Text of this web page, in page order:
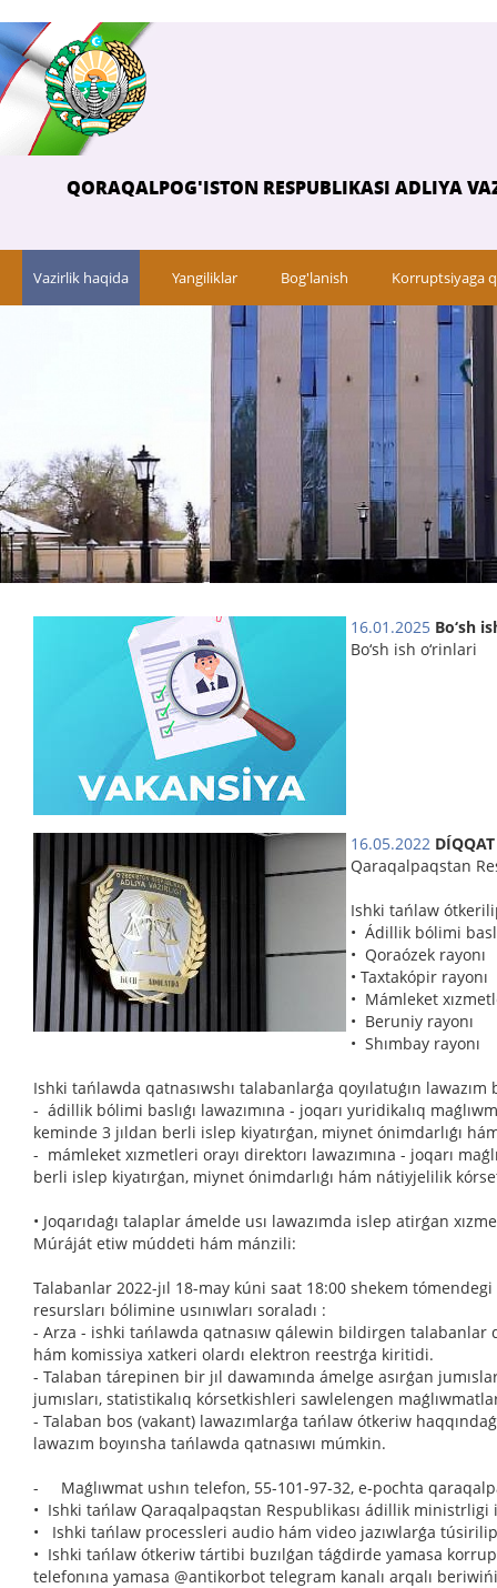
QORAQALPOG'ISTON RESPUBLIKASI ADLIYA
Vazirlik haqida Yangiliklar Bog'lanish Korruptsiyaga
16.01.2025 Bo‘sh
Bo‘sh ish o‘rinlari
16.05.2022
Qaraqalpaqstan
Ishki tańlaw
• Ádillik bólimi
• Qoraózek rayonı
• Taxtakópir rayonı
• Mámleket
• Beruniy rayonı
• Shımbay rayonı
Ishki tańlawda qatnasıwshı talabanlarǵa qoyılatuǵın lawazım
- ádillik bólimi baslıǵı lawazımına - joqarı yuridikalıq
keminde 3 jıldan berli islep kiyatırǵan, miynet ónimdarlıǵı
- mámleket xızmetleri orayı direktorı lawazımına - joqarı
berli islep kiyatırǵan, miynet ónimdarlıǵı hám nátiyjelilik
• Joqarıdaǵı talaplar ámelde usı lawazımda islep atirǵan
Múráját etiw múddeti hám mánzili:
Talabanlar 2022-jıl 18-may kúni saat 18:00 shekem
resursları bólimine usınıwları soraladı :
- Arza - ishki tańlawda qatnasıw qálewin bildirgen
hám komissiya xatkeri olardı elektron reestrǵa kiritidi.
- Talaban tárepinen bir jıl dawamında ámelge asırǵan
jumısları, statistikalıq kórsetkishleri sawlelengen maǵlıwmatlar
- Talaban bos (vakant) lawazımlarǵa tańlaw ótkeriw
lawazım boyınsha tańlawda qatnasıwı múmkin.
- Maǵlıwmat ushın telefon, 55-101-97-32, e-pochta
• Ishki tańlaw Qaraqalpaqstan Respublikası ádillik ministrligi
• Ishki tańlaw processleri audio hám video jazıwlarǵa túsirilip
• Ishki tańlaw ótkeriw tártibi buzılǵan táǵdirde yamasa
telefonına yamasa @antikorbot telegram kanalı arqalı